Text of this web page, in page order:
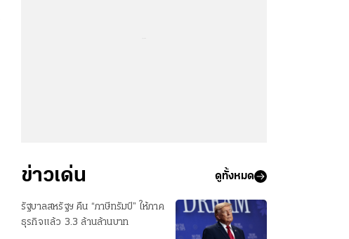
ข่าวเด่น ดูทั้งหมด
รัฐบาลสหรัฐฯ คืน “ภาษีทรัมป์” ให้ภาค
ธุรกิจแล้ว 3.3 ล้านล้านบาท